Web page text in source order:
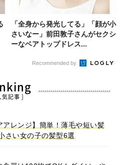
「全身から発光してる」「顔が小
さいなー」前田敦子さんがセクシ
ーなベアトップドレス...
Recommended by
気記事 ]
アレンジ】簡単！薄毛や短い髪
さい女の子の髪型6選